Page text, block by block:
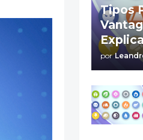
Tipos
por